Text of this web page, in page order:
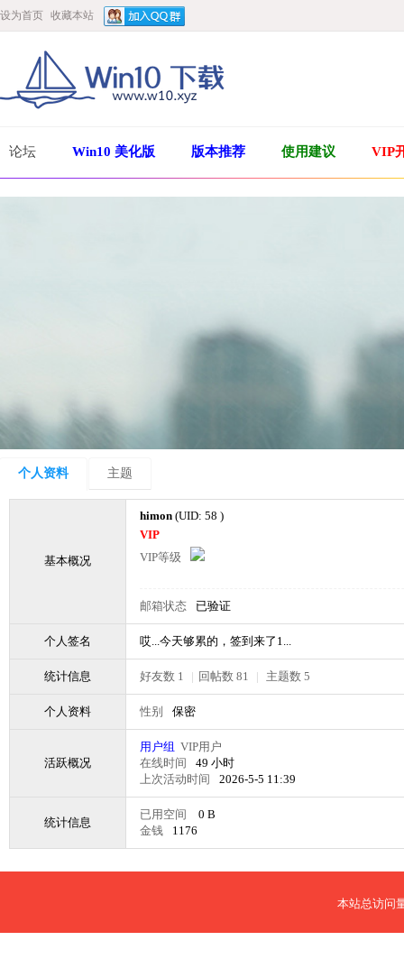
设为首页 收藏本站
论坛 Win10 美化版 版本推荐 使用建议 VIP
个人资料 主题
基本概况
himon (UID: 58 )
VIP
VIP等级
邮箱状态 已验证
个人签名 哎...今天够累的，签到来了1...
统计信息 好友数 1 | 回帖数 81 | 主题数 5
个人资料 性别 保密
活跃概况
用户组 VIP用户
在线时间
49 小时
上次活动时间
2026-5-5 11:39
统计信息
已用空间
0 B
金钱
1176
本站总访问